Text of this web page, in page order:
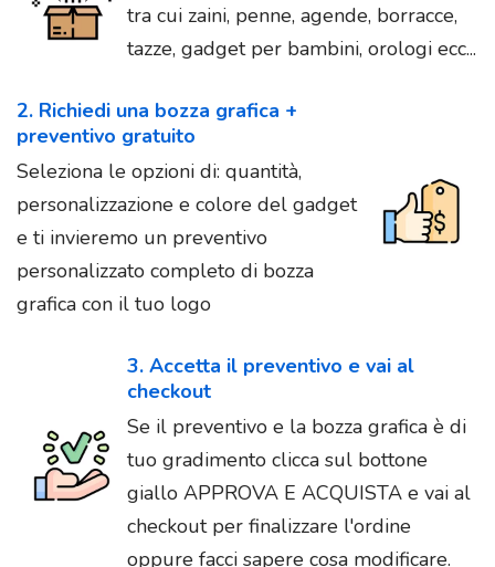
tra cui zaini, penne, agende, borracce,
tazze, gadget per bambini, orologi ecc...
2. Richiedi una bozza grafica +
preventivo gratuito
Seleziona le opzioni di: quantità,
personalizzazione e colore del gadget
e ti invieremo un preventivo
personalizzato completo di bozza
grafica con il tuo logo
3. Accetta il preventivo e vai al
checkout
Se il preventivo e la bozza grafica è di
tuo gradimento clicca sul bottone
giallo APPROVA E ACQUISTA e vai al
checkout per finalizzare l'ordine
oppure facci sapere cosa modificare.